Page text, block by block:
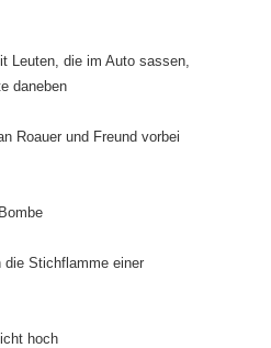
Leuten, die im Auto sassen,
daneben
Roauer und Freund vorbei
die Stichflamme einer
hoch